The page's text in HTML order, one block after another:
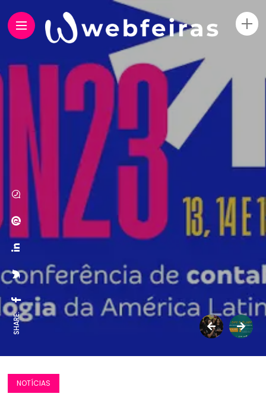
SHARE:
NOTÍCIAS